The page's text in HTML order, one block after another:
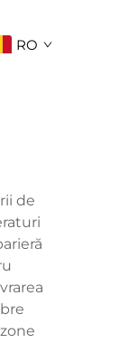
RO
de